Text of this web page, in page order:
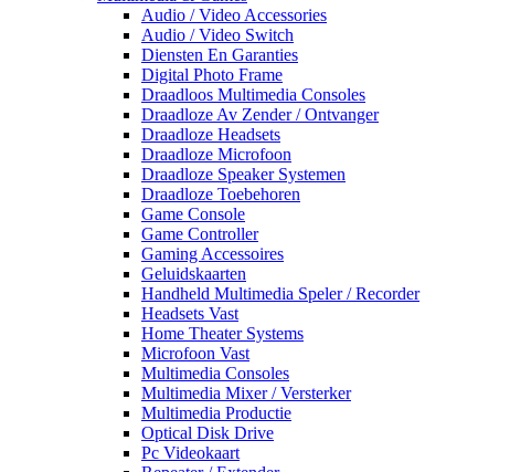
Audio / Video Accessories
Audio / Video Switch
Diensten En Garanties
Digital Photo Frame
Draadloos Multimedia Consoles
Draadloze Av Zender / Ontvanger
Draadloze Headsets
Draadloze Microfoon
Draadloze Speaker Systemen
Draadloze Toebehoren
Game Console
Game Controller
Gaming Accessoires
Geluidskaarten
Handheld Multimedia Speler / Recorder
Headsets Vast
Home Theater Systems
Microfoon Vast
Multimedia Consoles
Multimedia Mixer / Versterker
Multimedia Productie
Optical Disk Drive
Pc Videokaart